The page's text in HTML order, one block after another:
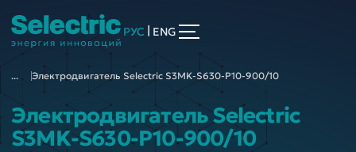
РУС ENG
... Электродвигатель Selectric S3MK-S630-P10-900/10
Электродвигатель Selectric
S3MK-S630-P10-900/10